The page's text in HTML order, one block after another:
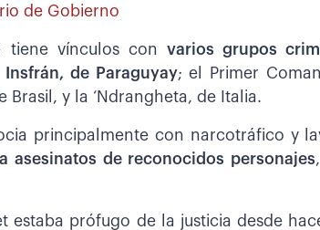
de Gobierno
tiene vínculos convarios grupos
de Paraguyay; el Primer
Brasil, y la ‘Ndrangheta, de Italia.
principalmente con narcotráfico y
asesinatos de reconocidos personajes
estaba prófugo de la justicia desde